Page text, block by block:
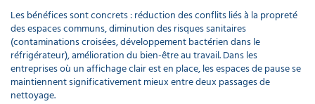
Les bénéfices sont concrets : réduction des conflits liés à la propreté
des espaces communs, diminution des risques sanitaires
(contaminations croisées, développement bactérien dans le
réfrigérateur), amélioration du bien-être au travail. Dans les
entreprises où un affichage clair est en place, les espaces de pause se
maintiennent significativement mieux entre deux passages de
nettoyage.